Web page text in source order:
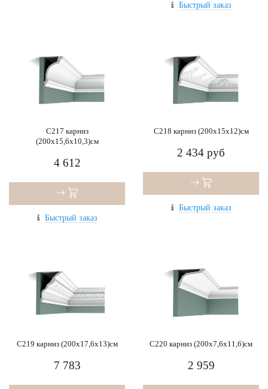
Быстрый заказ
C217 карниз
(200x15,6x10,3)см
4 612
Быстрый заказ
C218 карниз (200x15x12)см
2 434 руб
Быстрый заказ
C219 карниз (200x17,6x13)см
7 783
C220 карниз (200x7,6x11,6)см
2 959